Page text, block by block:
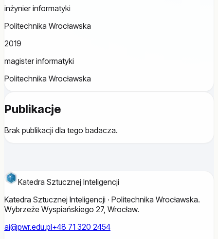
inżynier informatyki
Politechnika Wrocławska
2019
magister informatyki
Politechnika Wrocławska
Publikacje
Brak publikacji dla tego badacza.
Katedra Sztucznej Inteligencji
Katedra Sztucznej Inteligencji · Politechnika Wrocławska.
Wybrzeże Wyspiańskiego 27, Wrocław.
ai@pwr.edu.pl+48 71 320 2454